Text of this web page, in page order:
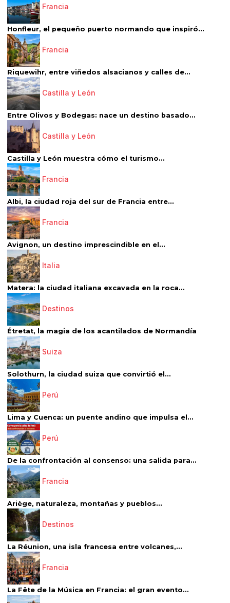
Francia
Honfleur, el pequeño puerto normando que inspiró...
Francia
Riquewihr, entre viñedos alsacianos y calles de...
Castilla y León
Entre Olivos y Bodegas: nace un destino basado...
Castilla y León
Castilla y León muestra cómo el turismo...
Francia
Albi, la ciudad roja del sur de Francia entre...
Francia
Avignon, un destino imprescindible en el...
Italia
Matera: la ciudad italiana excavada en la roca...
Destinos
Étretat, la magia de los acantilados de Normandía
Suiza
Solothurn, la ciudad suiza que convirtió el...
Perú
Lima y Cuenca: un puente andino que impulsa el...
Perú
De la confrontación al consenso: una salida para...
Francia
Ariège, naturaleza, montañas y pueblos...
Destinos
La Réunion, una isla francesa entre volcanes,...
Francia
La Fête de la Música en Francia: el gran evento...